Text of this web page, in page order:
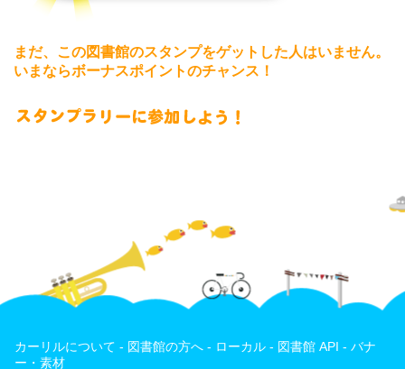
まだ、この図書館のスタンプをゲットした人はいません。
いまならボーナスポイントのチャンス！
カーリルについて - 図書館の方へ - ローカル - 図書館 API - バナ
ー・素材